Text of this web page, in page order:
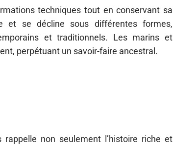
techniques tout en conservant sa
et se décline sous différentes formes,
et traditionnels. Les marins et
perpétuant un savoir-faire ancestral.
non seulement l’histoire riche et